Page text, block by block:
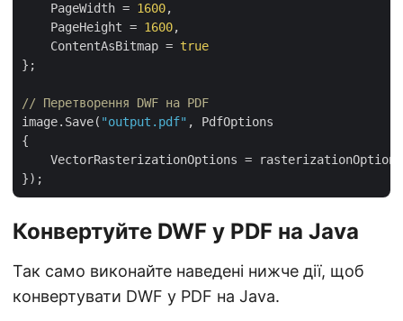
    PageWidth =
1600,
    PageHeight =
1600,
    ContentAsBitmap =
true
};
// Перетворення DWF на PDF
image.Save( "output.pdf" , PdfOptions
{
    VectorRasterizationOptions = rasterizationOptions
Конвертуйте DWF у PDF на Java
Так само виконайте наведені нижче дії, щоб
конвертувати DWF у PDF на Java.